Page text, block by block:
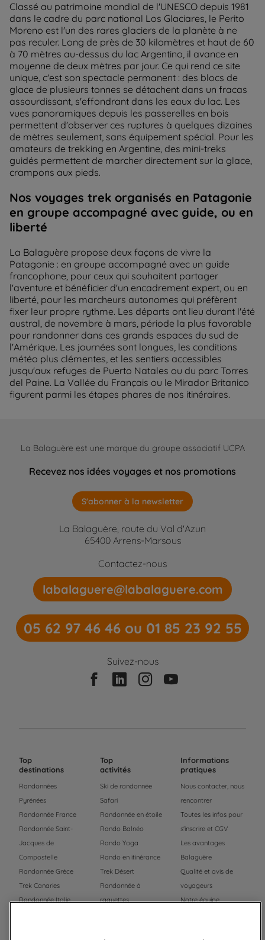
Classé au patrimoine mondial de l'UNESCO depuis 1981
dans le cadre du parc national Los Glaciares, le Perito
Moreno est l'un des rares glaciers de la planète à ne
pas reculer. Long de près de 30 kilomètres et haut de 60
à 70 mètres au-dessus du lac Argentino, il avance en
moyenne de deux mètres par jour. Ce qui rend ce site
unique, c'est son spectacle permanent : des blocs de
glace de plusieurs tonnes se détachent dans un fracas
assourdissant, s'effondrant dans les eaux du lac. Les
vues panoramiques depuis les passerelles en bois
permettent d'observer ces ruptures à quelques dizaines
de mètres seulement, sans équipement spécial. Pour les
amateurs de trekking en Argentine, des mini-treks
guidés permettent de marcher directement sur la glace,
crampons aux pieds.
Nos voyages trek organisés en Patagonie
en groupe accompagné avec guide, ou en
liberté
La Balaguère propose deux façons de vivre la
Patagonie : en groupe accompagné avec un guide
francophone, pour ceux qui souhaitent partager
l'aventure et bénéficier d'un encadrement expert, ou en
liberté, pour les marcheurs autonomes qui préfèrent
fixer leur propre rythme. Les départs ont lieu durant l'été
austral, de novembre à mars, période la plus favorable
pour randonner dans ces grands espaces du sud de
l'Amérique. Les journées sont longues, les conditions
météo plus clémentes, et les sentiers accessibles
jusqu'aux refuges de Puerto Natales ou du parc Torres
del Paine. La Vallée du Français ou le Mirador Britanico
figurent parmi les étapes phares de nos itinéraires.
La Balaguère est une marque du groupe associatif UCPA
Recevez nos idées voyages et nos promotions
S'abonner à la newsletter
La Balaguère, route du Val d'Azun
65400 Arrens-Marsous
Contactez-nous
labalaguere@labalaguere.com
05 62 97 46 46 ou 01 85 23 92 55
Suivez-nous
Top
destinations
Randonnées
Pyrénées
Randonnée France
Randonnée Saint-
Jacques de
Compostelle
Randonnée Grèce
Trek Canaries
Randonnée Italie
Top
activités
Ski de randonnée
Safari
Randonnée en étoile
Rando Balnéo
Rando Yoga
Rando en itinérance
Trek Désert
Randonnée à
raquettes
Informations
pratiques
Nous contacter, nous
rencontrer
Toutes les infos pour
s'inscrire et CGV
Les avantages
Balaguère
Qualité et avis de
voyageurs
Notre équipe